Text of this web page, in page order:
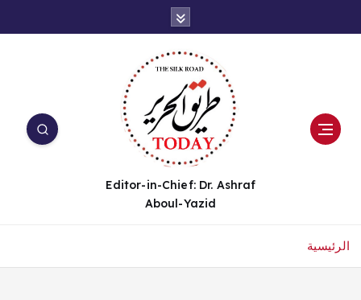
ت
Editor-in-Chief: Dr. Ashraf
Aboul-Yazid
الرئيسية